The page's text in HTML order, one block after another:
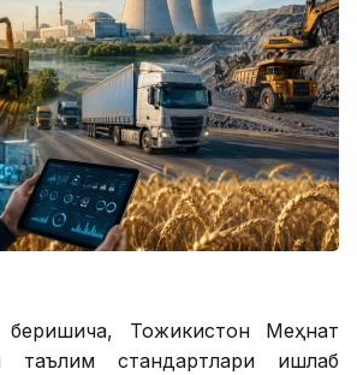
беришича, Тожикистон Меҳнат
таълим стандартлари ишлаб